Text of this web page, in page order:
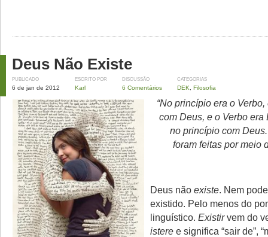
Deus Não Existe
PUBLICADO
6 de jan de 2012
ESCRITO POR
Karl
DISCUSSÃO
6 Comentários
CATEGORIAS
DEK Filosofia
“No princípio era o
com Deus, e o Verbo era
no princípio com
foram feitas por meio
Deus não existe. Nem
existido. Pelo menos do
linguístico. Existirvem do
istere e significa “sair de”,